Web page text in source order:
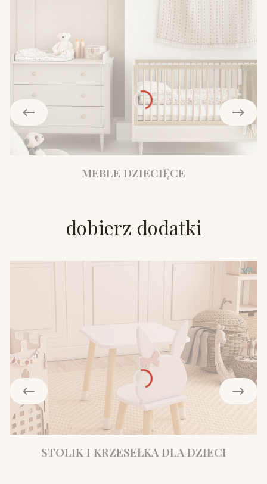
MEBLE DZIECIĘCE
dobierz dodatki
STOLIK I KRZESEŁKA DLA DZIECI